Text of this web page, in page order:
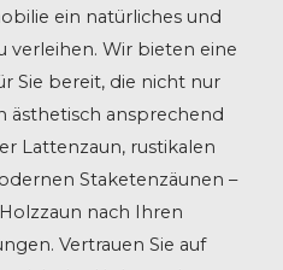
ein natürliches und
verleihen. Wir bieten eine
Sie bereit, die nicht nur
ästhetisch ansprechend
Lattenzaun, rustikalen
Staketenzäunen –
nach Ihren
Vertrauen Sie auf